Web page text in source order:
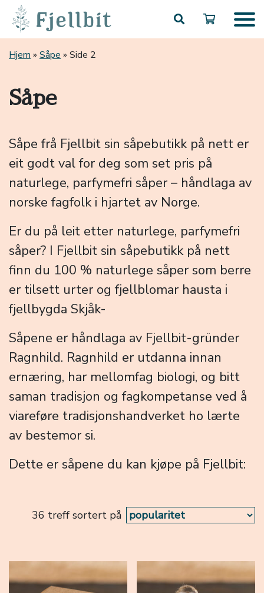
Hjem » Såpe » Side 2
Såpe
Såpe frå Fjellbit sin såpebutikk på nett er
eit godt val for deg som set pris på
naturlege, parfymefri såper – håndlaga av
norske fagfolk i hjartet av Norge.
Er du på leit etter naturlege, parfymefri
såper? I Fjellbit sin såpebutikk på nett
finn du 100 % naturlege såper som berre
er tilsett urter og fjellblomar hausta i
fjellbygda Skjåk-
Såpene er håndlaga av Fjellbit-gründer
Ragnhild. Ragnhild er utdanna innan
ernæring, har mellomfag biologi, og bitt
saman tradisjon og fagkompetanse ved å
viareføre tradisjonshandverket ho lærte
av bestemor si.
Dette er såpene du kan kjøpe på Fjellbit:
36 treff sortert på